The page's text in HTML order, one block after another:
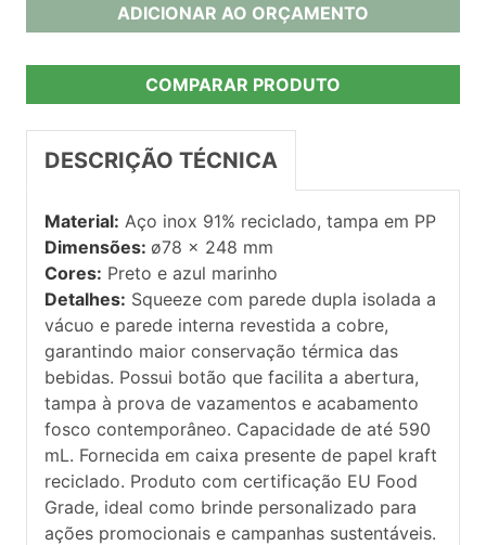
ADICIONAR AO ORÇAMENTO
COMPARAR PRODUTO
DESCRIÇÃO TÉCNICA
Material: Aço inox 91% reciclado, tampa em PP
Dimensões: ø78 x 248 mm
Cores: Preto e azul marinho
Detalhes: Squeeze com parede dupla isolada a
vácuo e parede interna revestida a cobre,
garantindo maior conservação térmica das
bebidas. Possui botão que facilita a abertura,
tampa à prova de vazamentos e acabamento
fosco contemporâneo. Capacidade de até 590
mL. Fornecida em caixa presente de papel kraft
reciclado. Produto com certificação EU Food
Grade, ideal como brinde personalizado para
ações promocionais e campanhas sustentáveis.